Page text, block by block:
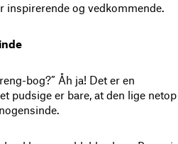
inspirerende og vedkommende.
bog?” Åh ja! Det er en
pudsige er bare, at den lige netop